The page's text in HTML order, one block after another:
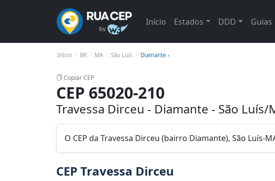
Início Estados DDD Guias
Início BR MA São Luís Diamante ›
Copiar CEP
CEP 65020-210
Travessa Dirceu - Diamante - São Luís/
O CEP da Travessa Dirceu (bairro Diamante), São Luís-
CEP Travessa Dirceu